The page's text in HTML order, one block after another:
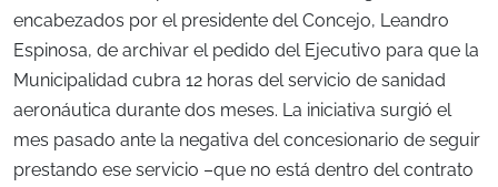
encabezados por el presidente del Concejo, Leandro
Espinosa, de archivar el pedido del Ejecutivo para que la
Municipalidad cubra 12 horas del servicio de sanidad
aeronáutica durante dos meses. La iniciativa surgió el
mes pasado ante la negativa del concesionario de seguir
prestando ese servicio –que no está dentro del contrato